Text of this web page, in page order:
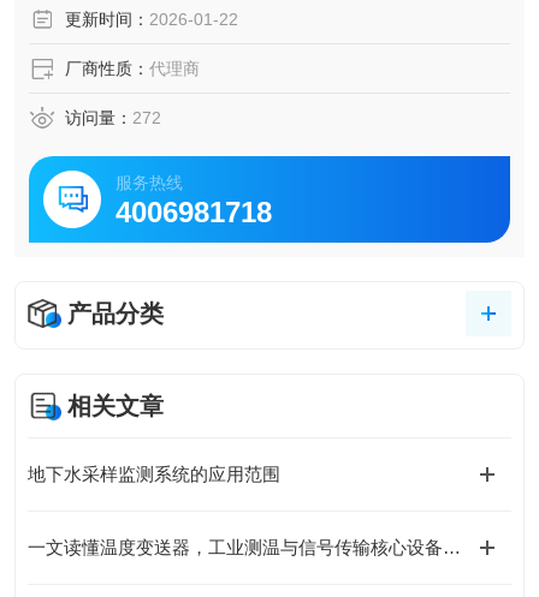
更新时间： 2026-01-22
厂商性质： 代理商
访问量： 272
服务热线
4006981718
产品分类
相关文章
地下水采样监测系统的应用范围
一文读懂温度变送器，工业测温与信号传输核心设备指南